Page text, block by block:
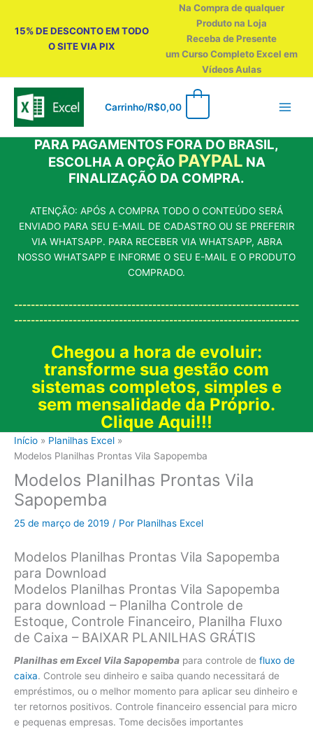
15% DE DESCONTO EM TODO
O SITE VIA PIX
Na Compra de qualquer
Produto na Loja
Receba de Presente
um Curso Completo Excel em
Vídeos Aulas
Carrinho/R$0,00
PARA PAGAMENTOS FORA DO BRASIL,
ESCOLHA A OPÇÃO PAYPAL NA
FINALIZAÇÃO DA COMPRA.
ATENÇÃO: APÓS A COMPRA TODO O CONTEÚDO SERÁ
ENVIADO PARA SEU E-MAIL DE CADASTRO OU SE PREFERIR
VIA WHATSAPP. PARA RECEBER VIA WHATSAPP, ABRA
NOSSO WHATSAPP E INFORME O SEU E-MAIL E O PRODUTO
COMPRADO.
--------------------------------------------------------------------
--------------------------------------------------------------------
Chegou a hora de evoluir:
transforme sua gestão com
sistemas completos, simples e
sem mensalidade da Próprio.
Clique Aqui!!!
Início
Planilhas Excel
Modelos Planilhas Prontas Vila Sapopemba
Modelos Planilhas Prontas Vila
Sapopemba
25 de março de 2019 / Por Planilhas Excel
Modelos Planilhas Prontas Vila Sapopemba
para Download
Modelos Planilhas Prontas Vila Sapopemba
para download – Planilha Controle de
Estoque, Controle Financeiro, Planilha Fluxo
de Caixa – BAIXAR PLANILHAS GRÁTIS
Planilhas em Excel Vila Sapopemba para controle de fluxo de
caixa. Controle seu dinheiro e saiba quando necessitará de
empréstimos, ou o melhor momento para aplicar seu dinheiro e
ter retornos positivos. Controle financeiro essencial para micro
e pequenas empresas. Tome decisões importantes